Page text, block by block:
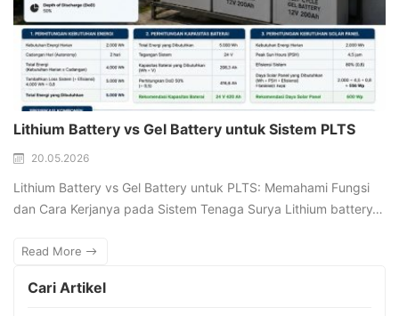
Lithium Battery vs Gel Battery untuk Sistem PLTS
20.05.2026
Lithium Battery vs Gel Battery untuk PLTS: Memahami Fungsi
dan Cara Kerjanya pada Sistem Tenaga Surya Lithium battery…
Read More
Cari Artikel